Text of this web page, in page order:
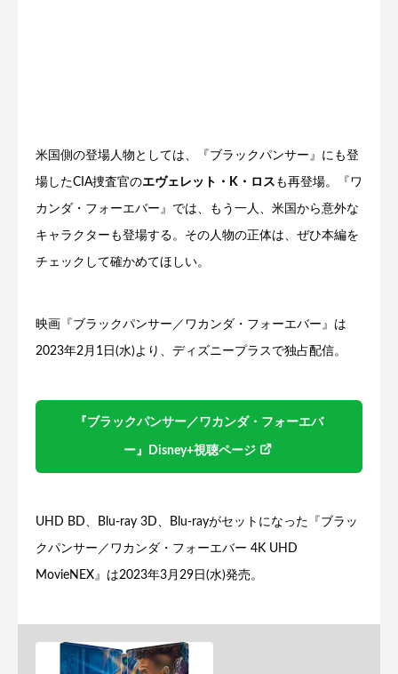
米国側の登場人物としては、『ブラックパンサー』にも登
場したCIA捜査官のエヴェレット・K・ロス も再登場。『ワ
カンダ・フォーエバー』では、もう一人、米国から意外な
キャラクターも登場する。その人物の正体は、ぜひ本編を
チェックして確かめてほしい。
映画『ブラックパンサー／ワカンダ・フォーエバー』は
2023年2月1日(水)より、ディズニープラスで独占配信。
『ブラックパンサー／ワカンダ・フォーエバ
ー』Disney+視聴ページ
UHD BD、Blu-ray 3D、Blu-rayがセットになった『ブラッ
クパンサー／ワカンダ・フォーエバー 4K UHD
MovieNEX』は2023年3月29日(水)発売。